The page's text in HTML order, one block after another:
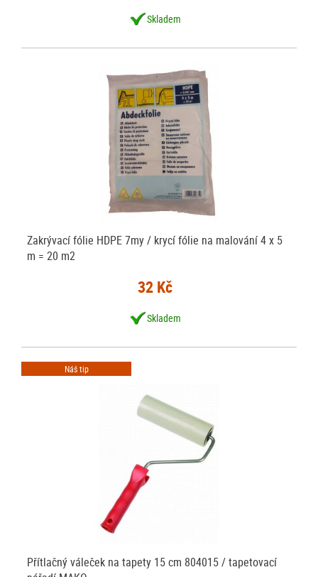
Skladem
Zakrývací fólie HDPE 7my / krycí fólie na malování 4 x 5
m = 20 m2
32 Kč
Skladem
Náš tip
Přítlačný váleček na tapety 15 cm 804015 / tapetovací